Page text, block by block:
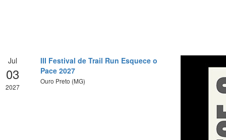
Jul
03
2027
III Festival de Trail Run Esquece o
Pace 2027
Ouro Preto (MG)